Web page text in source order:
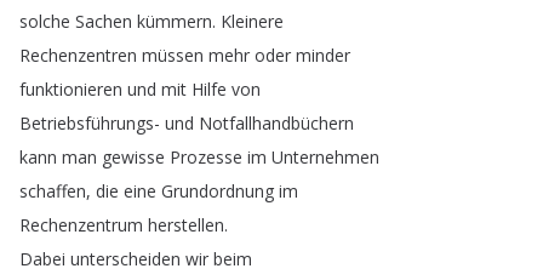
solche Sachen kümmern. Kleinere
Rechenzentren müssen mehr oder minder
funktionieren und mit Hilfe von
Betriebsführungs- und Notfallhandbüchern
kann man gewisse Prozesse im Unternehmen
schaffen, die eine Grundordnung im
Rechenzentrum herstellen.
Dabei unterscheiden wir beim